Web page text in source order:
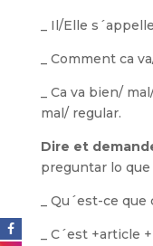
_ Il/Elle
_ Comment ca
_ Ca va bien/
mal/ regular.
Dire et
preguntar lo que
_ Qu´est-ce
_ C´est +article